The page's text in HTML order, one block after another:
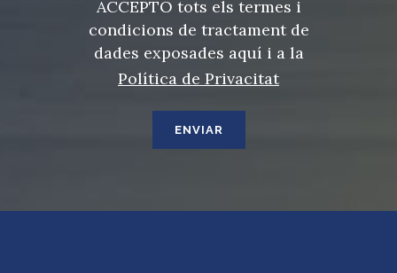
ACCEPTO tots els termes i
condicions de tractament de
dades exposades aquí i a la
Política de Privacitat